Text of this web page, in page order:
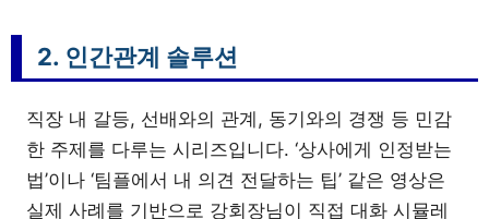
2. 인간관계 솔루션
직장 내 갈등, 선배와의 관계, 동기와의 경쟁 등 민감
한 주제를 다루는 시리즈입니다. ‘상사에게 인정받는
법’이나 ‘팀플에서 내 의견 전달하는 팁’ 같은 영상은
실제 사례를 기반으로 강회장님이 직접 대화 시뮬레